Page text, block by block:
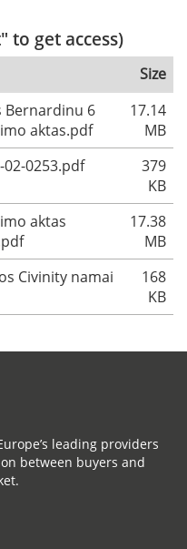
to get access)
Size
Bernardinu 6
aktas.pdf
17.14
MB
02-0253.pdf
379
KB
aktas
17.38
MB
Civinity namai
168
KB
leading providers
between buyers and